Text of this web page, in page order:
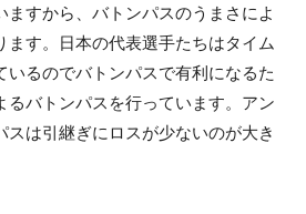
ますから、バトンパスのうまさによ
ます。日本の代表選手たちはタイム
いるのでバトンパスで有利になるた
るバトンパスを行っています。アン
スは引継ぎにロスが少ないのが大き